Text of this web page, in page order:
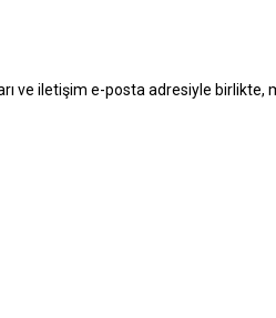
ve iletişim e-posta adresiyle birlikte,